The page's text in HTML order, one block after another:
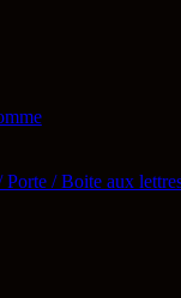
Porte / Boite aux